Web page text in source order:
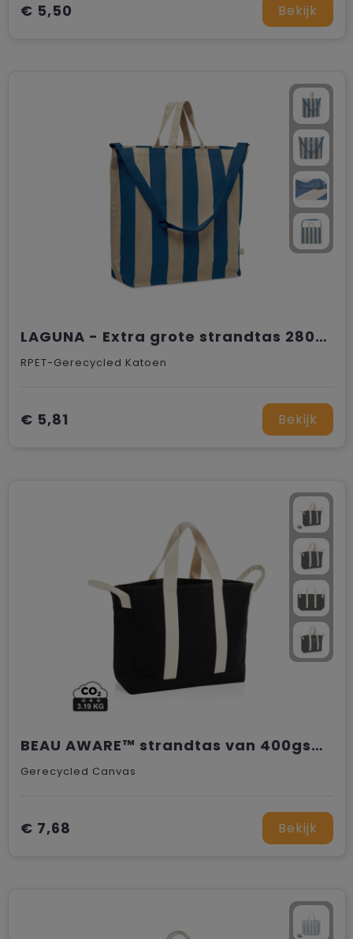
€ 5,50 Bekijk
LAGUNA - Extra grote strandtas 280gr/m²
RPET-Gerecycled Katoen
€ 5,81 Bekijk
BEAU AWARE™ strandtas van 400gsm gerecycled canvas
Gerecycled Canvas
€ 7,68 Bekijk